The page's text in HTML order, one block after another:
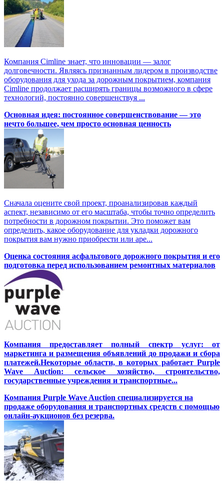
Компания Cimline знает, что инновации — залог
долговечности. Являясь признанным лидером в производстве
оборудования для ухода за дорожным покрытием, компания
Cimline продолжает расширять границы возможного в сфере
технологий, постоянно совершенствуя ...
Основная идея: постоянное совершенствование — это
нечто большее, чем просто основная ценность
Сначала оцените свой проект, проанализировав каждый
аспект, независимо от его масштаба, чтобы точно определить
потребности в дорожном покрытии. Это поможет вам
определить, какое оборудование для укладки дорожного
покрытия вам нужно приобрести или аре...
Оценка состояния асфальтового дорожного покрытия и его
подготовка перед использованием ремонтных материалов
Компания предоставляет полный спектр услуг: от
маркетинга и размещения объявлений до продажи и сбора
платежей.Некоторые области, в которых работает Purple
Wave Auction: сельское хозяйство, строительство,
государственные учреждения и транспортные...
Компания Purple Wave Auction специализируется на
продаже оборудования и транспортных средств с помощью
онлайн-аукционов без резерва.